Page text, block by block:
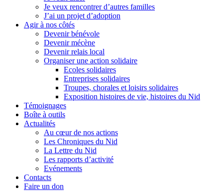
Je veux rencontrer d’autres familles
J’ai un projet d’adoption
Agir à nos côtés
Devenir bénévole
Devenir mécène
Devenir relais local
Organiser une action solidaire
Ecoles solidaires
Entreprises solidaires
Troupes, chorales et loisirs solidaires
Exposition histoires de vie, histoires du Nid
Témoignages
Boîte à outils
Actualités
Au cœur de nos actions
Les Chroniques du Nid
La Lettre du Nid
Les rapports d’activité
Evénements
Contacts
Faire un don